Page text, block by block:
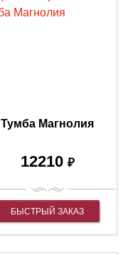
Тумба Магнолия
12210 ₽
БЫСТРЫЙ ЗАКАЗ